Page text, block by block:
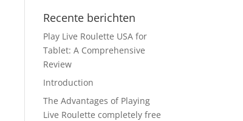
Recente berichten
Play Live Roulette USA for
Tablet: A Comprehensive
Review
Introduction
The Advantages of Playing
Live Roulette completely free